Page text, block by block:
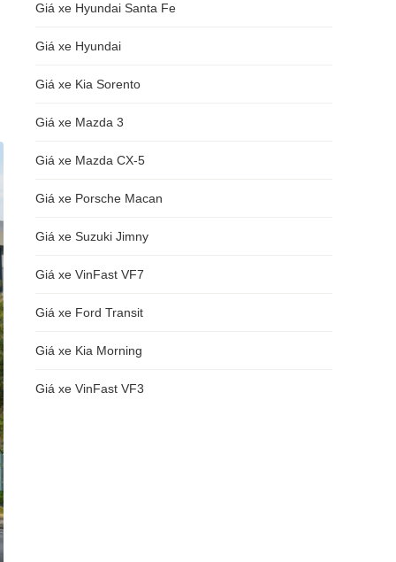
Giá xe Hyundai Santa Fe
Giá xe Hyundai
Giá xe Kia Sorento
Giá xe Mazda 3
Giá xe Mazda CX-5
Giá xe Porsche Macan
Giá xe Suzuki Jimny
Giá xe VinFast VF7
Giá xe Ford Transit
Giá xe Kia Morning
Giá xe VinFast VF3